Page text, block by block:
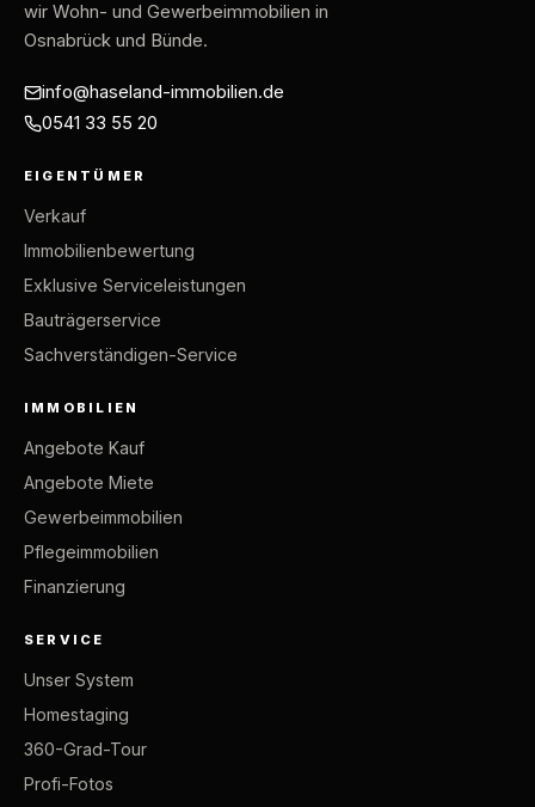
wir Wohn- und Gewerbeimmobilien in
Osnabrück und Bünde.
info@haseland-immobilien.de
0541 33 55 20
EIGENTÜMER
Verkauf
Immobilienbewertung
Exklusive Serviceleistungen
Bauträgerservice
Sachverständigen-Service
IMMOBILIEN
Angebote Kauf
Angebote Miete
Gewerbeimmobilien
Pflegeimmobilien
Finanzierung
SERVICE
Unser System
Homestaging
360-Grad-Tour
Profi-Fotos